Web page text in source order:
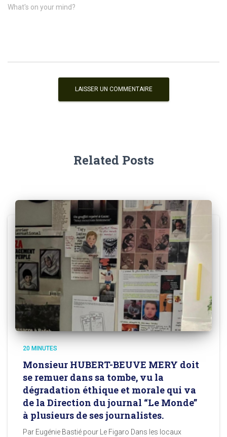
What's on your mind?
Related Posts
20 MINUTES
Monsieur HUBERT-BEUVE MERY doit
se remuer dans sa tombe, vu la
dégradation éthique et morale qui va
de la Direction du journal “Le Monde”
à plusieurs de ses journalistes.
Par Eugénie Bastié pour Le Figaro Dans les locaux